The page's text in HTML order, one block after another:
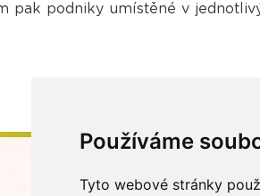
Používáme
Tyto webové stránky
pak podniky umístěné v